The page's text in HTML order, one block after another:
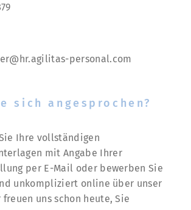
personal.com
sich angesprochen?
Ihre vollständigen
mit Angabe Ihrer
per E-Mail oder bewerben Sie
unkompliziert online über unser
uns schon heute, Sie